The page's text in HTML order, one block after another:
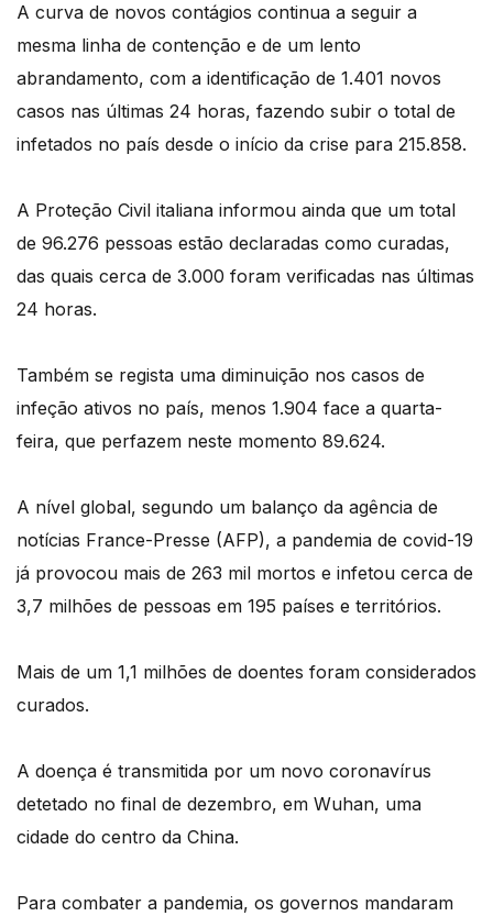
A curva de novos contágios continua a seguir a
mesma linha de contenção e de um lento
abrandamento, com a identificação de 1.401 novos
casos nas últimas 24 horas, fazendo subir o total de
infetados no país desde o início da crise para 215.858.
A Proteção Civil italiana informou ainda que um total
de 96.276 pessoas estão declaradas como curadas,
das quais cerca de 3.000 foram verificadas nas últimas
24 horas.
Também se regista uma diminuição nos casos de
infeção ativos no país, menos 1.904 face a quarta-
feira, que perfazem neste momento 89.624.
A nível global, segundo um balanço da agência de
notícias France-Presse (AFP), a pandemia de covid-19
já provocou mais de 263 mil mortos e infetou cerca de
3,7 milhões de pessoas em 195 países e territórios.
Mais de um 1,1 milhões de doentes foram considerados
curados.
A doença é transmitida por um novo coronavírus
detetado no final de dezembro, em Wuhan, uma
cidade do centro da China.
Para combater a pandemia, os governos mandaram